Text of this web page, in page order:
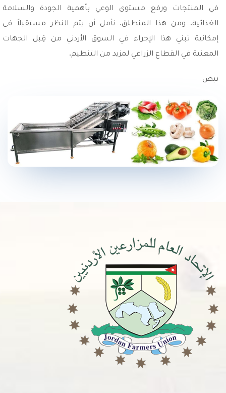
في المنتجات ورفع مستوى الوعي بأهمية الجودة والسلامة
الغذائية. ومن هذا المنطلق، نأمل أن يتم النظر مستقبلاً في
إمكانية تبني هذا الإجراء في السوق الأردني من قِبل الجهات
المعنية في القطاع الزراعي لمزيد من التنظيم.
نبض